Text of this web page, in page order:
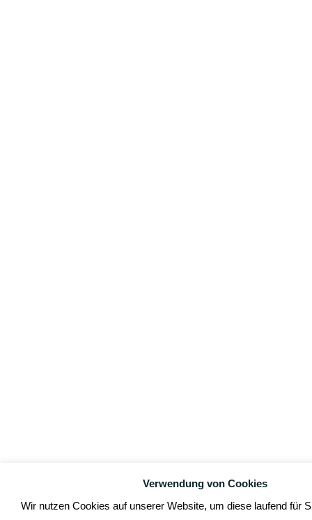
Verwendung von Cookies
Wir nutzen Cookies auf unserer Website, um diese laufend für